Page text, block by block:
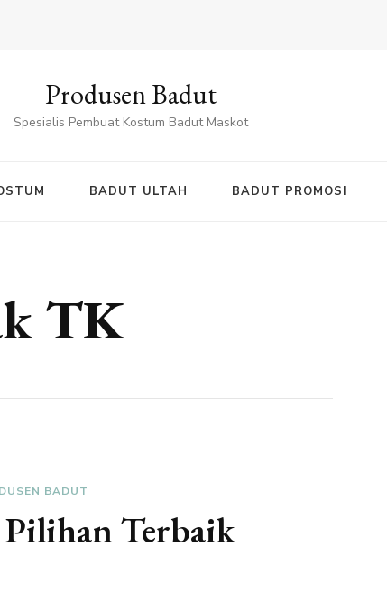
Produsen Badut
Spesialis Pembuat Kostum Badut Maskot
BADUT ULTAH BADUT PROMOSI
TK
BADUT
Terbaik